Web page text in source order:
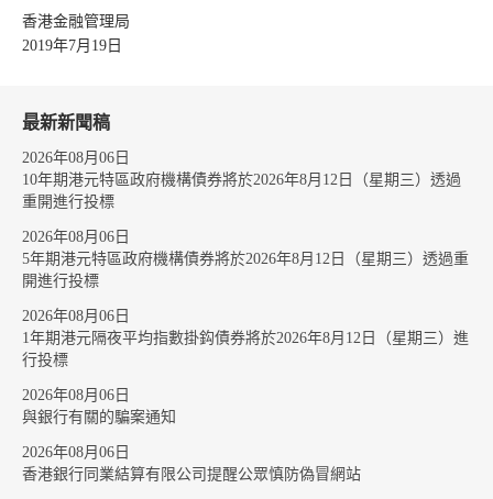
香港金融管理局
2019年7月19日
最新新聞稿
2026年08月06日
10年期港元特區政府機構債券將於2026年8月12日（星期三）透過
重開進行投標
2026年08月06日
5年期港元特區政府機構債券將於2026年8月12日（星期三）透過重
開進行投標
2026年08月06日
1年期港元隔夜平均指數掛鈎債券將於2026年8月12日（星期三）進
行投標
2026年08月06日
與銀行有關的騙案通知
2026年08月06日
香港銀行同業結算有限公司提醒公眾慎防偽冒網站